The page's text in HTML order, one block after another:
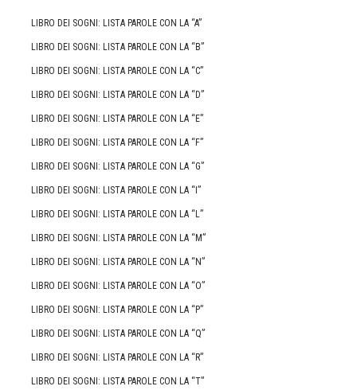
LIBRO DEI SOGNI: LISTA PAROLE CON LA “A”
LIBRO DEI SOGNI: LISTA PAROLE CON LA “B”
LIBRO DEI SOGNI: LISTA PAROLE CON LA “C”
LIBRO DEI SOGNI: LISTA PAROLE CON LA “D”
LIBRO DEI SOGNI: LISTA PAROLE CON LA “E”
LIBRO DEI SOGNI: LISTA PAROLE CON LA “F”
LIBRO DEI SOGNI: LISTA PAROLE CON LA “G”
LIBRO DEI SOGNI: LISTA PAROLE CON LA “I”
LIBRO DEI SOGNI: LISTA PAROLE CON LA “L”
LIBRO DEI SOGNI: LISTA PAROLE CON LA “M”
LIBRO DEI SOGNI: LISTA PAROLE CON LA “N”
LIBRO DEI SOGNI: LISTA PAROLE CON LA “O”
LIBRO DEI SOGNI: LISTA PAROLE CON LA “P”
LIBRO DEI SOGNI: LISTA PAROLE CON LA “Q”
LIBRO DEI SOGNI: LISTA PAROLE CON LA “R”
LIBRO DEI SOGNI: LISTA PAROLE CON LA “T”